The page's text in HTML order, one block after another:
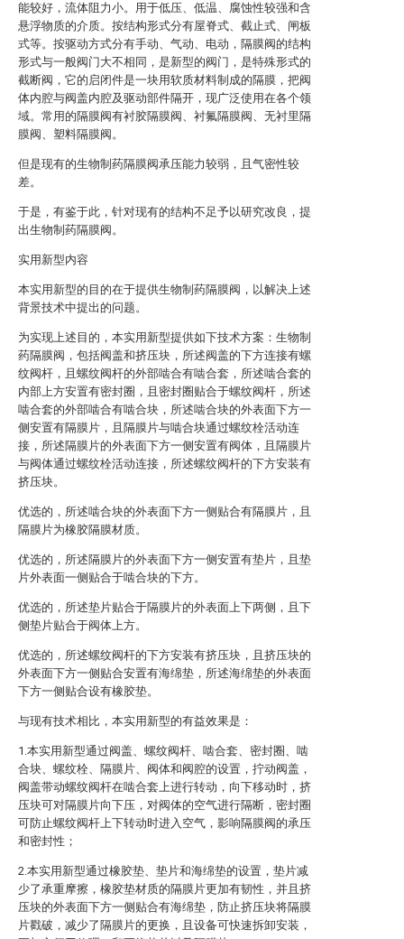
能较好，流体阻力小。用于低压、低温、腐蚀性较强和含
悬浮物质的介质。按结构形式分有屋脊式、截止式、闸板
式等。按驱动方式分有手动、气动、电动，隔膜阀的结构
形式与一般阀门大不相同，是新型的阀门，是特殊形式的
截断阀，它的启闭件是一块用软质材料制成的隔膜，把阀
体内腔与阀盖内腔及驱动部件隔开，现广泛使用在各个领
域。常用的隔膜阀有衬胶隔膜阀、衬氟隔膜阀、无衬里隔
膜阀、塑料隔膜阀。
但是现有的生物制药隔膜阀承压能力较弱，且气密性较
差。
于是，有鉴于此，针对现有的结构不足予以研究改良，提
出生物制药隔膜阀。
实用新型内容
本实用新型的目的在于提供生物制药隔膜阀，以解决上述
背景技术中提出的问题。
为实现上述目的，本实用新型提供如下技术方案：生物制
药隔膜阀，包括阀盖和挤压块，所述阀盖的下方连接有螺
纹阀杆，且螺纹阀杆的外部啮合有啮合套，所述啮合套的
内部上方安置有密封圈，且密封圈贴合于螺纹阀杆，所述
啮合套的外部啮合有啮合块，所述啮合块的外表面下方一
侧安置有隔膜片，且隔膜片与啮合块通过螺纹栓活动连
接，所述隔膜片的外表面下方一侧安置有阀体，且隔膜片
与阀体通过螺纹栓活动连接，所述螺纹阀杆的下方安装有
挤压块。
优选的，所述啮合块的外表面下方一侧贴合有隔膜片，且
隔膜片为橡胶隔膜材质。
优选的，所述隔膜片的外表面下方一侧安置有垫片，且垫
片外表面一侧贴合于啮合块的下方。
优选的，所述垫片贴合于隔膜片的外表面上下两侧，且下
侧垫片贴合于阀体上方。
优选的，所述螺纹阀杆的下方安装有挤压块，且挤压块的
外表面下方一侧贴合安置有海绵垫，所述海绵垫的外表面
下方一侧贴合设有橡胶垫。
与现有技术相比，本实用新型的有益效果是：
1.本实用新型通过阀盖、螺纹阀杆、啮合套、密封圈、啮
合块、螺纹栓、隔膜片、阀体和阀腔的设置，拧动阀盖，
阀盖带动螺纹阀杆在啮合套上进行转动，向下移动时，挤
压块可对隔膜片向下压，对阀体的空气进行隔断，密封圈
可防止螺纹阀杆上下转动时进入空气，影响隔膜阀的承压
和密封性；
2.本实用新型通过橡胶垫、垫片和海绵垫的设置，垫片减
少了承重摩擦，橡胶垫材质的隔膜片更加有韧性，并且挤
压块的外表面下方一侧贴合有海绵垫，防止挤压块将隔膜
片戳破，减少了隔膜片的更换，且设备可快速拆卸安装，